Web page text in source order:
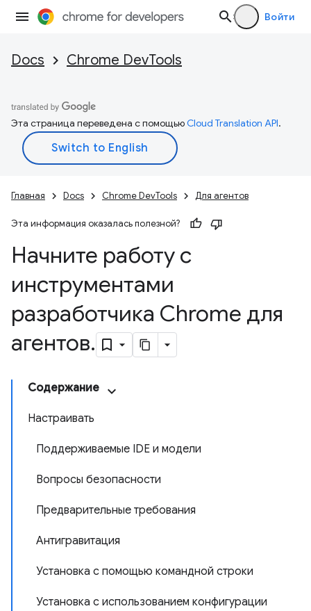
Войти
Docs Chrome DevTools
Эта страница переведена с помощьюCloud Translation API.
Главная Docs Chrome DevTools Для агентов
Эта информация оказалась полезной?
Начните работу с
инструментами
разработчика Chrome для
агентов.
Содержание
Настраивать
Поддерживаемые IDE и модели
Вопросы безопасности
Предварительные требования
Антигравитация
Установка с помощью командной строки
Установка с использованием конфигурации